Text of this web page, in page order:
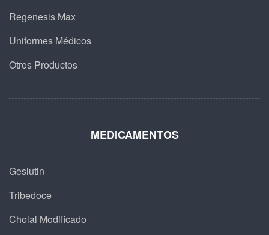
Regenesis Max
Uniformes Médicos
Otros Productos
MEDICAMENTOS
Geslutin
Tribedoce
Cholal Modificado